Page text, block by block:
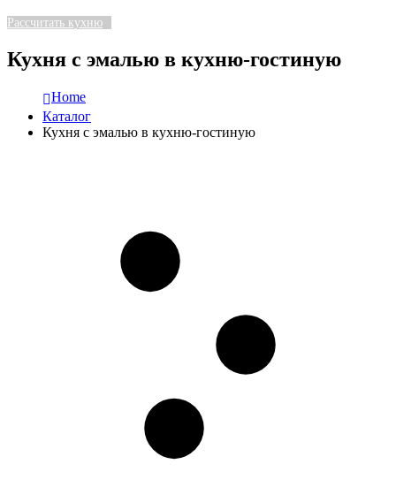
Рассчитать кухню
Кухня с эмалью в кухню-гостиную
Home
Каталог
Кухня с эмалью в кухню-гостиную